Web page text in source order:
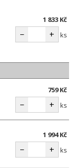
1 833 Kč
− + ks
759 Kč
− + ks
1 994 Kč
− + ks